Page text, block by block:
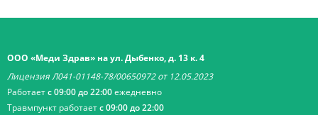
ООО «Меди Здрав» на ул. Дыбенко, д. 13 к. 4
Лицензия Л041-01148-78/00650972 от 12.05.2023
Работаетс 09:00 до 22:00ежедневно
Травмпункт работаетс 09:00 до 22:00